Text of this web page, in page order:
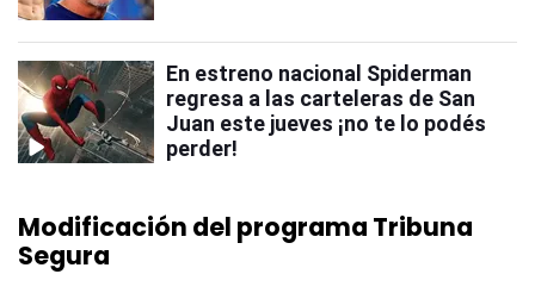
En estreno nacional Spiderman
regresa a las carteleras de San
Juan este jueves ¡no te lo podés
perder!
Modificación del programa Tribuna
Segura